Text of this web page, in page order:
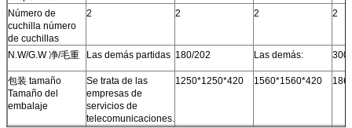
Número de
cuchilla número
de cuchillas
2 2 2 2
N.W/G.W 净/毛重 Las demás partidas 180/202 Las demás:
包装 tamaño
Tamaño del
embalaje
Se trata de las
empresas de
servicios de
telecomunicaciones.
1250*1250*420 1560*1560*420